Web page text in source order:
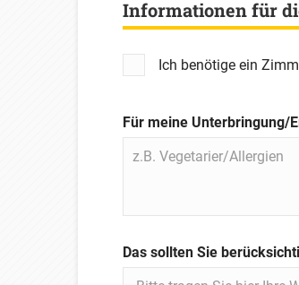
Informationen für
Ich benötige ein
Für meine Unterbringung/
Das sollten Sie